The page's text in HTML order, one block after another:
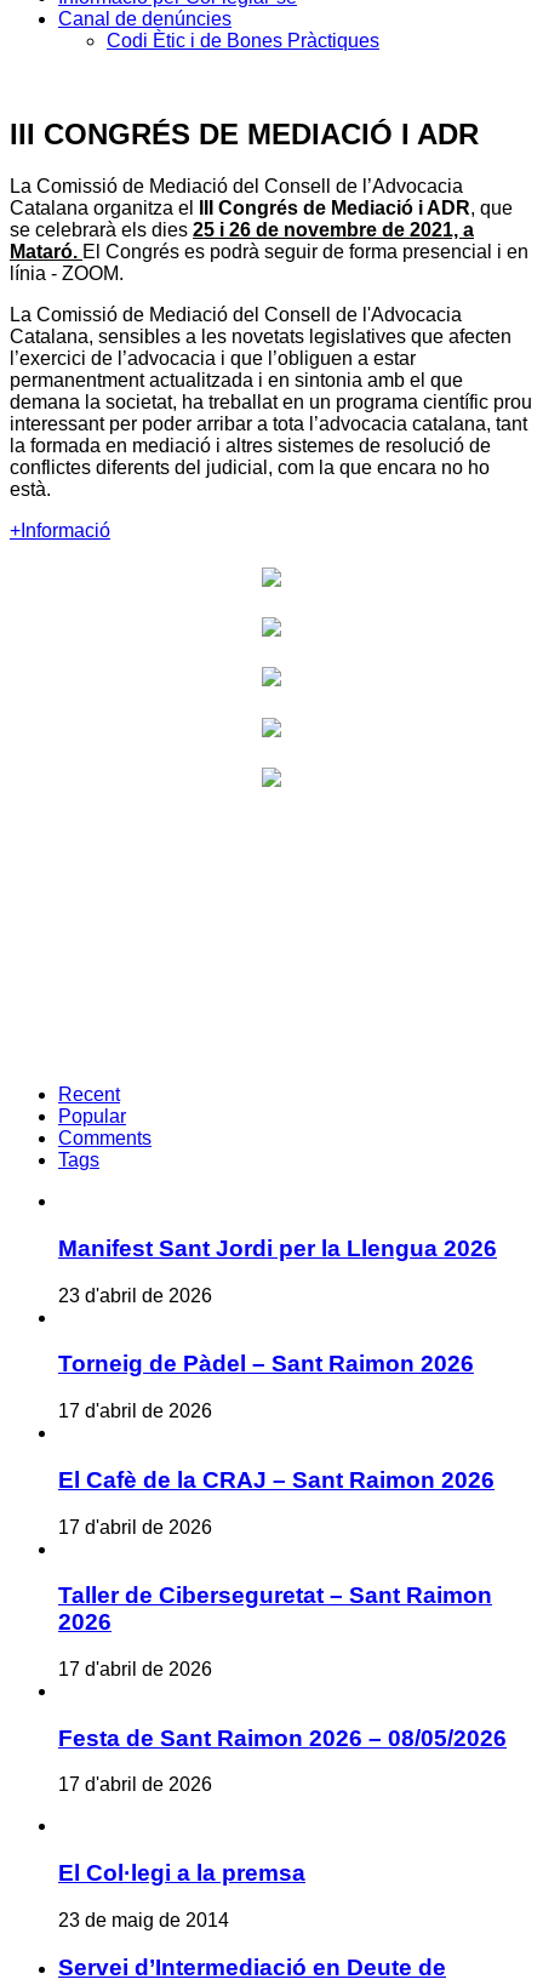
Canal de denúncies
Codi Ètic i de Bones Pràctiques
III CONGRÉS DE MEDIACIÓ I ADR
La Comissió de Mediació del Consell de l’Advocacia
Catalana organitza el
III Congrés de Mediació i ADR, que
se celebrarà els dies 25 i 26 de novembre de 2021, a
Mataró. El Congrés es podrà seguir de forma presencial i en
línia - ZOOM.
La Comissió de Mediació del Consell de l'Advocacia
Catalana, sensibles a les novetats legislatives que afecten
l’exercici de l’advocacia i que l’obliguen a estar
permanentment actualitzada i en sintonia amb el que
demana la societat, ha treballat en un programa científic prou
interessant per poder arribar a tota l’advocacia catalana, tant
la formada en mediació i altres sistemes de resolució de
conflictes diferents del judicial, com la que encara no ho
està.
+Informació
Recent
Popular
Comments
Tags
Manifest Sant Jordi per la Llengua 2026
23 d'abril de 2026
Torneig de Pàdel – Sant Raimon 2026
17 d'abril de 2026
El Cafè de la CRAJ – Sant Raimon 2026
17 d'abril de 2026
Taller de Ciberseguretat – Sant Raimon
2026
17 d'abril de 2026
Festa de Sant Raimon 2026 – 08/05/2026
17 d'abril de 2026
El Col·legi a la premsa
23 de maig de 2014
Servei d’Intermediació en Deute de